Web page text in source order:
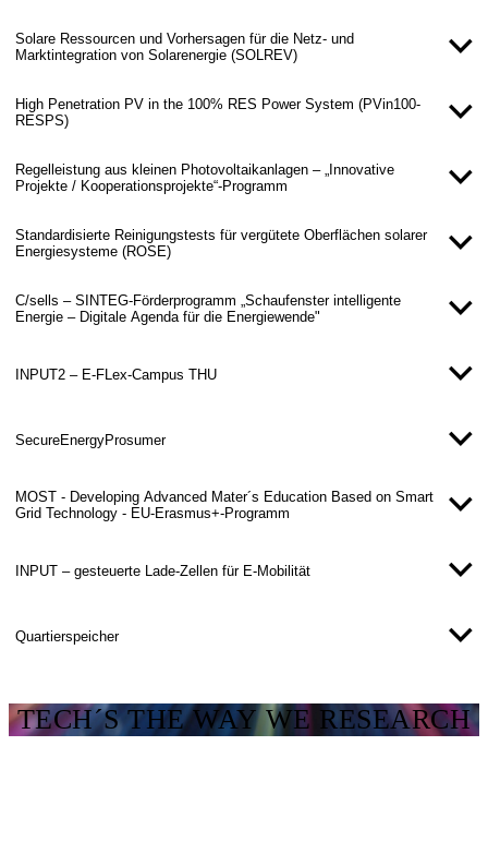
Solare Ressourcen und Vorhersagen für die Netz- und
Marktintegration von Solarenergie (SOLREV)
High Penetration PV in the 100% RES Power System (PVin100-
RESPS)
Regelleistung aus kleinen Photovoltaikanlagen – „Innovative
Projekte / Kooperationsprojekte“-Programm
Standardisierte Reinigungstests für vergütete Oberflächen solarer
Energiesysteme (ROSE)
C/sells – SINTEG-Förderprogramm „Schaufenster intelligente
Energie – Digitale Agenda für die Energiewende"
INPUT2 – E-FLex-Campus THU
SecureEnergyProsumer
MOST - Developing Advanced Mater´s Education Based on Smart
Grid Technology - EU-Erasmus+-Programm
INPUT – gesteuerte Lade-Zellen für E-Mobilität
Quartierspeicher
TECH´S THE WAY WE RESEARCH